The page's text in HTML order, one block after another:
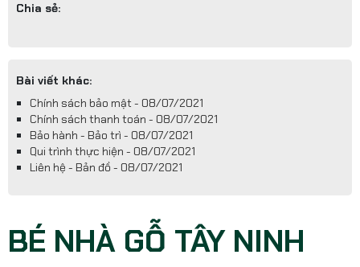
Chia sẻ:
Bài viết khác:
Chính sách bảo mật - 08/07/2021
Chính sách thanh toán - 08/07/2021
Bảo hành - Bảo trì - 08/07/2021
Qui trình thực hiện - 08/07/2021
Liên hệ - Bản đồ - 08/07/2021
BÉ NHÀ GỖ TÂY NINH